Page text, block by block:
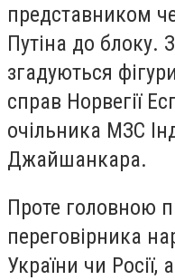
представником
Путіна до блоку.
згадуються
справ Норвегії
очільника МЗС
Джайшанкара.
Проте головною
переговірника
України чи Росії,